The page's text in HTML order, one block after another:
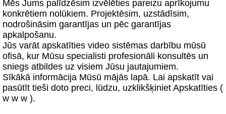
Mēs Jums palīdzēsim izvēlēties pareizu aprīkojumu
konkrētiem nolūkiem. Projektēsim, uzstādīsim,
nodrošināsim garantījas un pēc garantījas
apkalpošanu.
Jūs varāt apskatīties video sistēmas darbību mūsū
ofisā, kur Mūsu specialisti profesionāli konsultēs un
sniegs atbildes uz visiem Jūsu jautajumiem.
Sīkākā informācija Mūsū mājās lapā. Lai apskatīt vai
pasūtīt tieši doto preci, lūdzu, uzklikšķiniet Apskatīties (
w w w ).